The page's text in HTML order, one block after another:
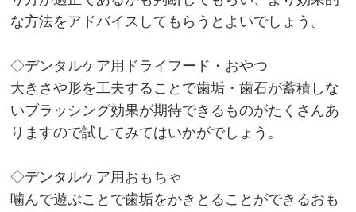
な方法をアドバイスしてもらうとよいでしょう。
◇デンタルケア用ドライフード・おやつ
大きさや形を工夫することで歯垢・歯石が蓄積しな
いブラッシング効果が期待できるものがたくさんあ
りますので試してみてはいかがでしょう。
◇デンタルケア用おもちゃ
噛んで遊ぶことで歯垢をかきとることができるおも